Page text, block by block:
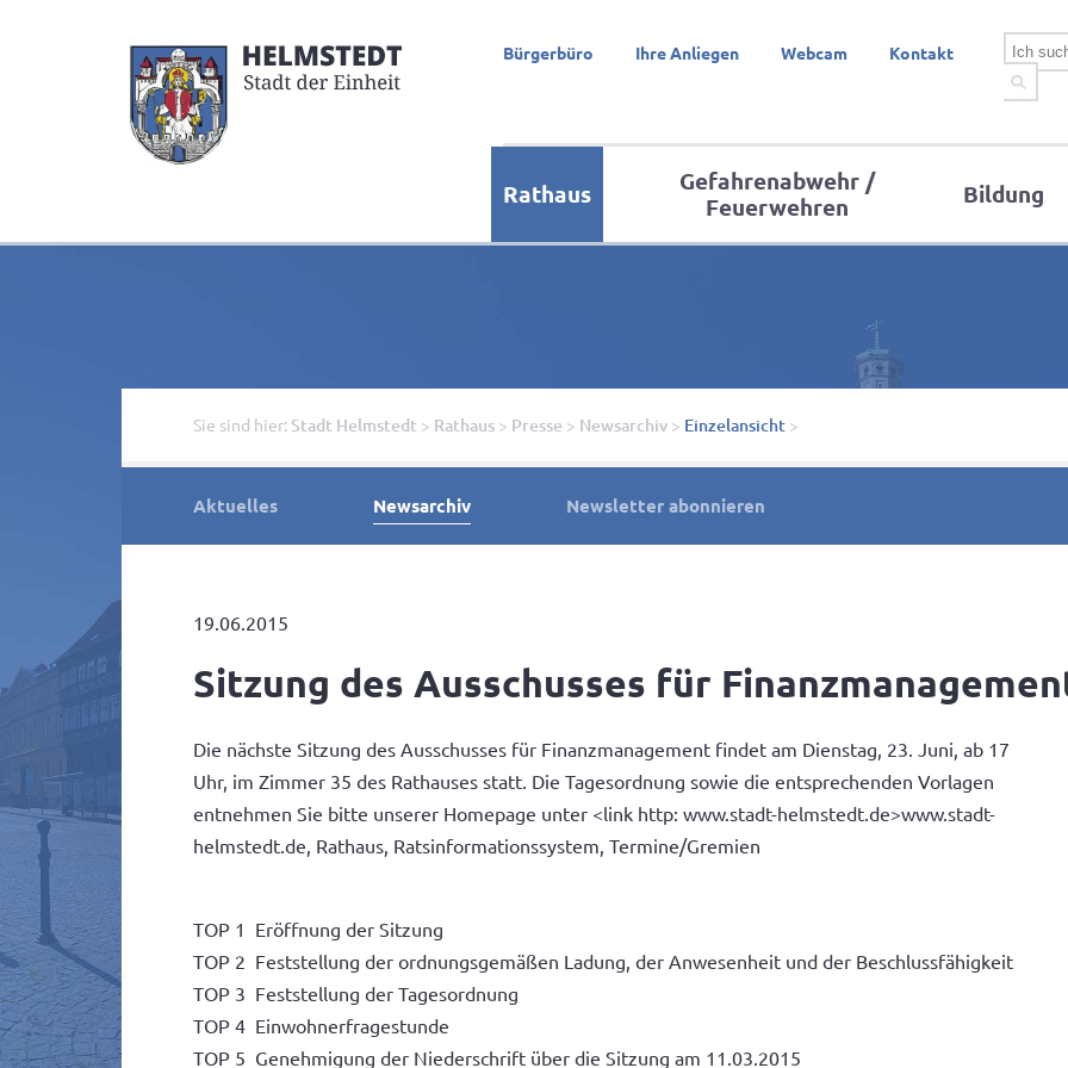
Bürgerbüro Ihre Anliegen Webcam Kontakt
Rathaus
Gefahrenabwehr /
Feuerwehren
Bildung
Sie sind hier: Stadt Helmstedt > Rathaus > Presse > Newsarchiv > Einzelansicht >
Aktuelles Newsarchiv Newsletter abonnieren
19.06.2015
Sitzung des Ausschusses für
Die nächste Sitzung des Ausschusses für Finanzmanagement findet am Dienstag, 23. Juni, ab 17
Uhr, im Zimmer 35 des Rathauses statt. Die Tagesordnung sowie die entsprechenden Vorlagen
entnehmen Sie bitte unserer Homepage unter <link http: www.stadt-helmstedt.de>www.stadt-
helmstedt.de, Rathaus, Ratsinformationssystem, Termine/Gremien
TOP 1 Eröffnung der Sitzung
TOP 2 Feststellung der ordnungsgemäßen Ladung, der Anwesenheit und der Beschlussfähigkeit
TOP 3 Feststellung der Tagesordnung
TOP 4 Einwohnerfragestunde
TOP 5 Genehmigung der Niederschrift über die Sitzung am 11.03.2015